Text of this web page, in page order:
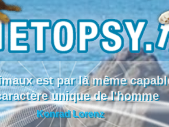
est par là même
unique de l'homme
Konrad Lorenz